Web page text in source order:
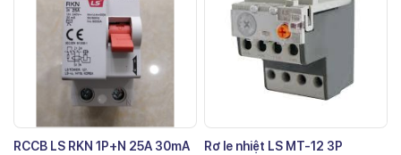
RCCB LS RKN 1P+N 25A 30mA
Rơ le nhiệt LS MT-12 3P